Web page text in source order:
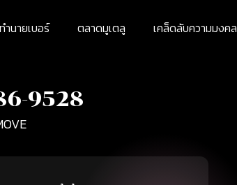
ำนายเบอร์ ตลาดมูเตลู เคล็ดลับความมงคล
9528